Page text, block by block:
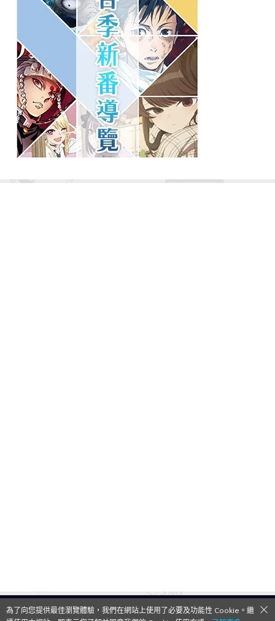
QooApp Limited © 2026
為了向您提供最佳瀏覽體驗，我們在網站上使用了必要及功能性 Cookie。繼